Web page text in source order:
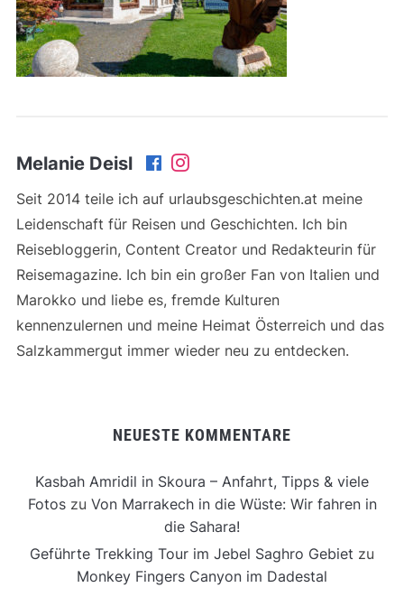
Melanie Deisl
Seit 2014 teile ich auf urlaubsgeschichten.at meine
Leidenschaft für Reisen und Geschichten. Ich bin
Reisebloggerin, Content Creator und Redakteurin für
Reisemagazine. Ich bin ein großer Fan von Italien und
Marokko und liebe es, fremde Kulturen
kennenzulernen und meine Heimat Österreich und das
Salzkammergut immer wieder neu zu entdecken.
NEUESTE KOMMENTARE
Kasbah Amridil in Skoura – Anfahrt, Tipps & viele
Fotoszu Von Marrakech in die Wüste: Wir fahren in
die Sahara!
Geführte Trekking Tour im Jebel Saghro Gebiet zu
Monkey Fingers Canyon im Dadestal